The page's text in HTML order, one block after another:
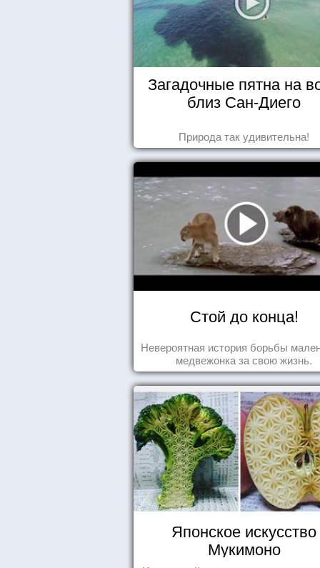
Загадочные пятна на
близ Сан-Диего
Природа так удивительна!
Стой до конца!
Невероятная история борьбы
медвежонка за свою жизнь.
Японское искусство
Мукимоно